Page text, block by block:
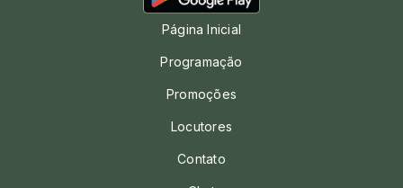
Página Inicial
Programação
Promoções
Locutores
Contato